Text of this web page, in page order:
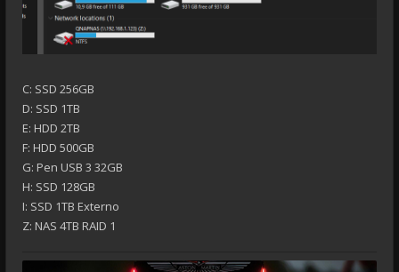
C: SSD 256GB
D: SSD 1TB
E: HDD 2TB
F: HDD 500GB
G: Pen USB 3 32GB
H: SSD 128GB
I: SSD 1TB Externo
Z: NAS 4TB RAID 1